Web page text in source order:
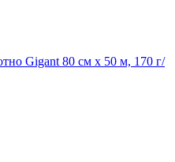
Gigant 80 см х 50 м, 170 г/